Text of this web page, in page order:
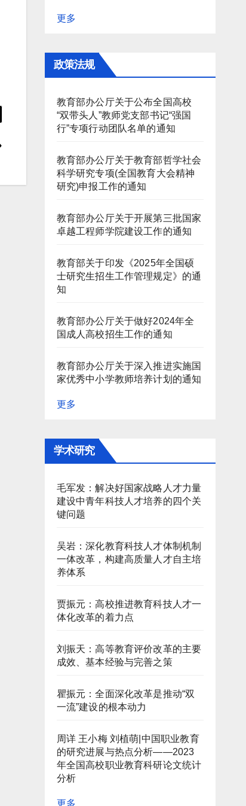
更多
政策法规
教育部办公厅关于公布全国高校
“双带头人”教师党支部书记“强国
行”专项行动团队名单的通知
教育部办公厅关于教育部哲学社会
科学研究专项(全国教育大会精神
研究)申报工作的通知
教育部办公厅关于开展第三批国家
卓越工程师学院建设工作的通知
教育部关于印发《2025年全国硕
士研究生招生工作管理规定》的通
知
教育部办公厅关于做好2024年全
国成人高校招生工作的通知
教育部办公厅关于深入推进实施国
家优秀中小学教师培养计划的通知
更多
学术研究
毛军发：解决好国家战略人才力量
建设中青年科技人才培养的四个关
键问题
吴岩：深化教育科技人才体制机制
一体改革，构建高质量人才自主培
养体系
贾振元：高校推进教育科技人才一
体化改革的着力点
刘振天：高等教育评价改革的主要
成效、基本经验与完善之策
瞿振元：全面深化改革是推动“双
一流”建设的根本动力
周详 王小梅 刘植萌|中国职业教育
的研究进展与热点分析——2023
年全国高校职业教育科研论文统计
分析
更多